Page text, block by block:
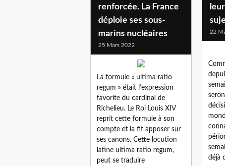
renforcée. La France
déploie ses sous-
marins nucléaires
25 Mars 2022
La formule « ultima ratio
regum » était l’expression
favorite du cardinal de
Richelieu. Le Roi Louis XIV
reprit cette formule à son
compte et la fit apposer sur
ses canons. Cette locution
latine ultima ratio regum,
peut se traduire
22
déjà